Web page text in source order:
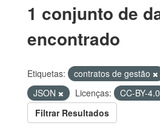
1 conjunto de
encontrado
Etiquetas: contratos de gestão
JSON
Licenças:
CC-BY-4.0
Filtrar Resultados